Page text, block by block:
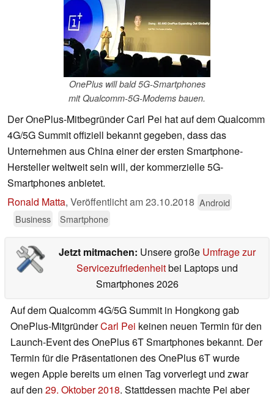
OnePlus will bald 5G-Smartphones
mit Qualcomm-5G-Modems bauen.
Der OnePlus-Mitbegründer Carl Pei hat auf dem Qualcomm
4G/5G Summit offiziell bekannt gegeben, dass das
Unternehmen aus China einer der ersten Smartphone-
Hersteller weltweit sein will, der kommerzielle 5G-
Smartphones anbietet.
Ronald Matta, Veröffentlicht am23.10.2018 Android
Business
Smartphone
Jetzt mitmachen: Unsere große Umfrage zur
Servicezufriedenheitbei Laptops und
Smartphones 2026
Auf dem Qualcomm 4G/5G Summit in Hongkong gab
OnePlus-MitgründerCarl Pei keinen neuen Termin für den
Launch-Event des OnePlus 6T Smartphones bekannt. Der
Termin für die Präsentationen des OnePlus 6T wurde
wegen Apple bereits um einen Tag vorverlegt und zwar
auf den 29. Oktober 2018. Stattdessen machte Pei aber